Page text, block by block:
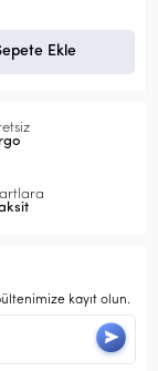
Ekle
kayıt olun.